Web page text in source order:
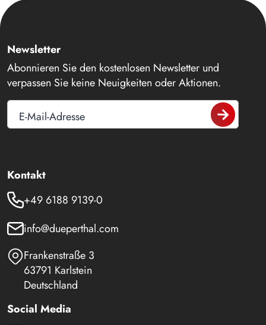
Newsletter
Abonnieren Sie den kostenlosen Newsletter und
verpassen Sie keine Neuigkeiten oder Aktionen.
E-Mail-Adresse
Kontakt
+49 6188 9139-0
info@dueperthal.com
Frankenstraße 3
63791 Karlstein
Deutschland
Social Media